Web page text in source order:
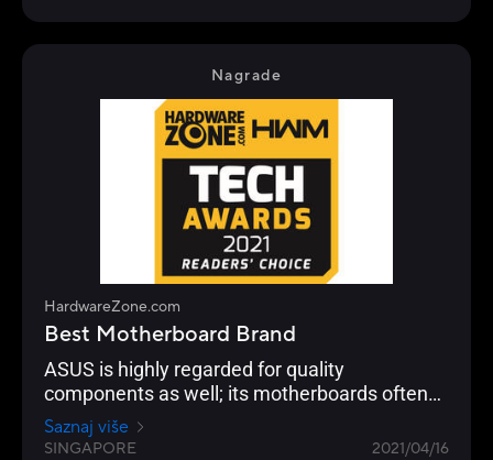
Nagrade
HardwareZone.com
Best Motherboard Brand
ASUS is highly regarded for quality
components as well; its motherboards often
the choice of enthusiasts, overclockers and
gamers for their durability and performance.
Saznaj više
SINGAPORE 2021/04/16